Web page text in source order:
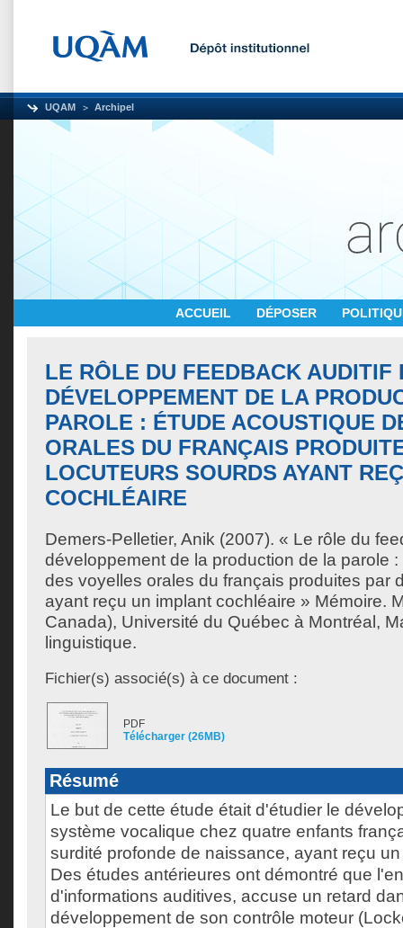
UQAM Archipel
ACCUEIL DÉPOSER
LE RÔLE DU FEEDBACK AUDITIF
DÉVELOPPEMENT DE LA
PAROLE : ÉTUDE ACOUSTIQUE
ORALES DU FRANÇAIS
LOCUTEURS SOURDS AYANT
COCHLÉAIRE
Demers-Pelletier, Anik (2007). « Le rôle du
développement de la production de la parole
des voyelles orales du français produites par
ayant reçu un implant cochléaire » Mémoire.
Canada), Université du Québec à Montréal,
linguistique.
Fichier(s) associé(s) à ce document :
PDF
Télécharger (26MB)
Résumé
Le but de cette étude était d'étudier le
système vocalique chez quatre enfants
surdité profonde de naissance, ayant reçu
Des études antérieures ont démontré que
d'informations auditives, accuse un retard
développement de son contrôle moteur